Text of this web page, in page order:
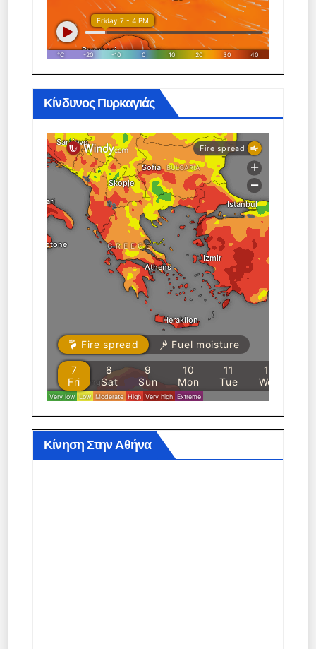
Κίνδυνος Πυρκαγιάς
Κίνηση Στην Αθήνα